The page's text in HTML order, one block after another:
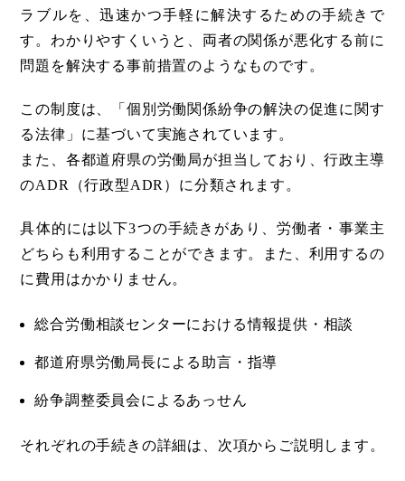
ラブルを、迅速かつ手軽に解決するための手続きで
す。わかりやすくいうと、両者の関係が悪化する前に
問題を解決する事前措置のようなものです。
この制度は、「個別労働関係紛争の解決の促進に関す
る法律」に基づいて実施されています。
また、各都道府県の労働局が担当しており、行政主導
のADR（行政型ADR）に分類されます。
具体的には以下3つの手続きがあり、労働者・事業主
どちらも利用することができます。また、利用するの
に費用はかかりません。
総合労働相談センターにおける情報提供・相談
都道府県労働局長による助言・指導
紛争調整委員会によるあっせん
それぞれの手続きの詳細は、次項からご説明します。